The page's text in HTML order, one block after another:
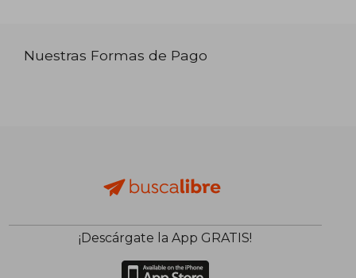
Nuestras Formas de Pago
¡Descárgate la App GRATIS!